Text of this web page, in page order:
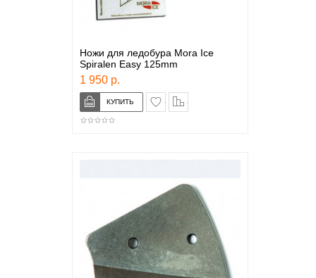
Ножи для ледобура Mora Ice
Spiralen Easy 125mm
1 950 р.
в закладки